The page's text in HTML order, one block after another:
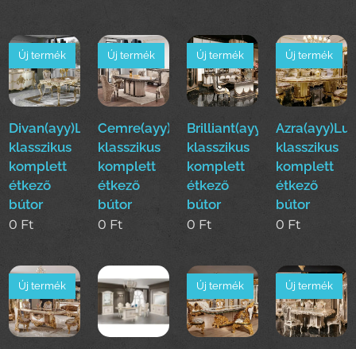
Divan(ayy)Luxus
klasszikus
komplett
étkező
bútor
Új termék
0 Ft
Cemre(ayy)Luxus
klasszikus
komplett
étkező
bútor
Új termék
0 Ft
Brilliant(ayy)Luxus
klasszikus
komplett
étkező
bútor
Új termék
0 Ft
klasszikus
komplett
étkező
bútor
Új termék
0 Ft
Új termék Új termék Új termék